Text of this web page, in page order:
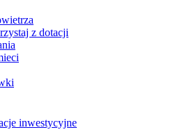
z dotacji
inwestycyjne